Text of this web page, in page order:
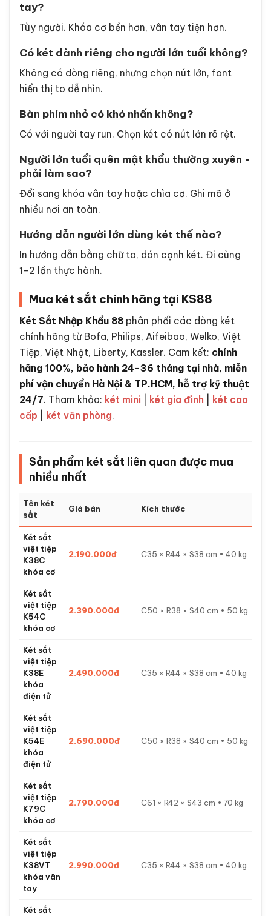
tay?
Tùy người. Khóa cơ bền hơn, vân tay tiện hơn.
Có két dành riêng cho người lớn tuổi không?
Không có dòng riêng, nhưng chọn nút lớn, font
hiển thị to dễ nhìn.
Bàn phím nhỏ có khó nhấn không?
Có với người tay run. Chọn két có nút lớn rõ rệt.
Người lớn tuổi quên mật khẩu thường xuyên -
phải làm sao?
Đổi sang khóa vân tay hoặc chìa cơ. Ghi mã ở
nhiều nơi an toàn.
Hướng dẫn người lớn dùng két thế nào?
In hướng dẫn bằng chữ to, dán cạnh két. Đi cùng
1-2 lần thực hành.
Mua két sắt chính hãng tại KS88
Két Sắt Nhập Khẩu 88 phân phối các dòng két
chính hãng từ Bofa, Philips, Aifeibao, Welko, Việt
Tiệp, Việt Nhật, Liberty, Kassler. Cam kết: chính
hãng 100%, bảo hành 24-36 tháng tại nhà, miễn
phí vận chuyển Hà Nội & TP.HCM, hỗ trợ kỹ thuật
24/7. Tham khảo: két mini két gia đình
két cao
cấp
két văn phòng.
Sản phẩm két sắt liên quan được mua
nhiều nhất
Tên két
sắt
Giá bán Kích thước
Két sắt
việt tiệp
K38C
khóa cơ
2.190.000đ C35 × R44 × S38 cm • 40 kg
Két sắt
việt tiệp
K54C
khóa cơ
2.390.000đ C50 × R38 × S40 cm • 50 kg
Két sắt
việt tiệp
K38E
khóa
điện tử
2.490.000đ C35 × R44 × S38 cm • 40 kg
Két sắt
việt tiệp
K54E
khóa
điện tử
2.690.000đ C50 × R38 × S40 cm • 50 kg
Két sắt
việt tiệp
K79C
khóa cơ
2.790.000đ C61 × R42 × S43 cm • 70 kg
Két sắt
việt tiệp
K38VT
khóa vân
tay
2.990.000đ C35 × R44 × S38 cm • 40 kg
Két sắt